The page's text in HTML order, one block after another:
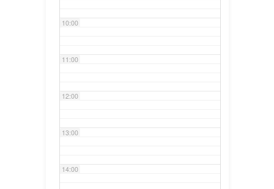
10:00
11:00
12:00
13:00
14:00